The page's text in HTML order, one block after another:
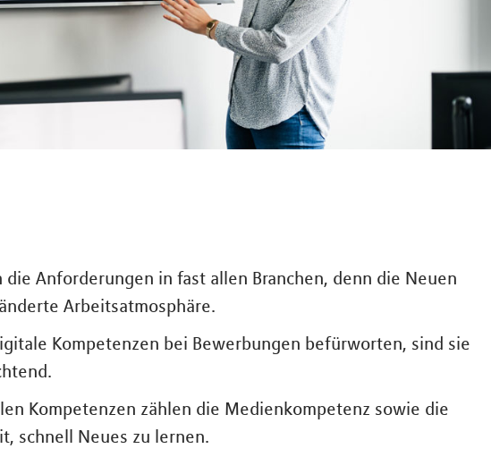
Anforderungen in fast allen Branchen, denn die Neuen
Arbeitsatmosphäre.
Kompetenzen bei Bewerbungen befürworten, sind sie
Kompetenzen zählen die Medienkompetenz sowie die
schnell Neues zu lernen.